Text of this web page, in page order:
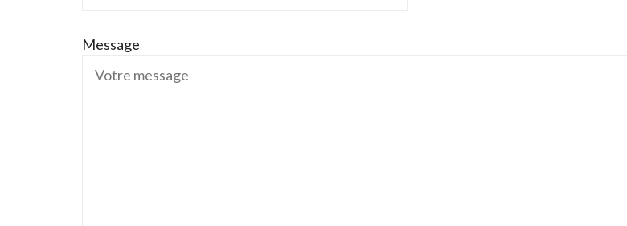
Message